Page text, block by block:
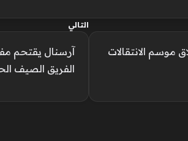
الانتقالات
التالي
آرسنال يقتحم
الفريق الصيف